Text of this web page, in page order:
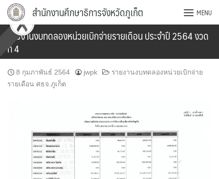
Skip
content
สำนักงานศึกษาธิการจังหวัดภูเก็ต MENU
รายงานงบทดลองหน่วยเบิกจ่ายรายเดือน ประจำปี 2564 งวด
ที่ 4
8 กุมภาพันธ์ 2564 jwpk
รายงานงบทดลองหน่วยเบิกจ่าย
รายเดือน ศธจ.ภูเก็ต